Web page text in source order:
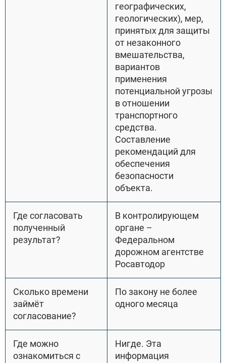
географических,
геологических), мер,
принятых для защиты
от незаконного
вмешательства,
вариантов
применения
потенциальной угрозы
в отношении
транспортного
средства.
Составление
рекомендаций для
обеспечения
безопасности
объекта.
Где согласовать
полученный
результат?
В контролирующем
органе –
Федеральном
дорожном агентстве
Росавтодор
Сколько времени
займёт
согласование?
По закону не более
одного месяца
Где можно
ознакомиться с
Нигде. Эта
информация